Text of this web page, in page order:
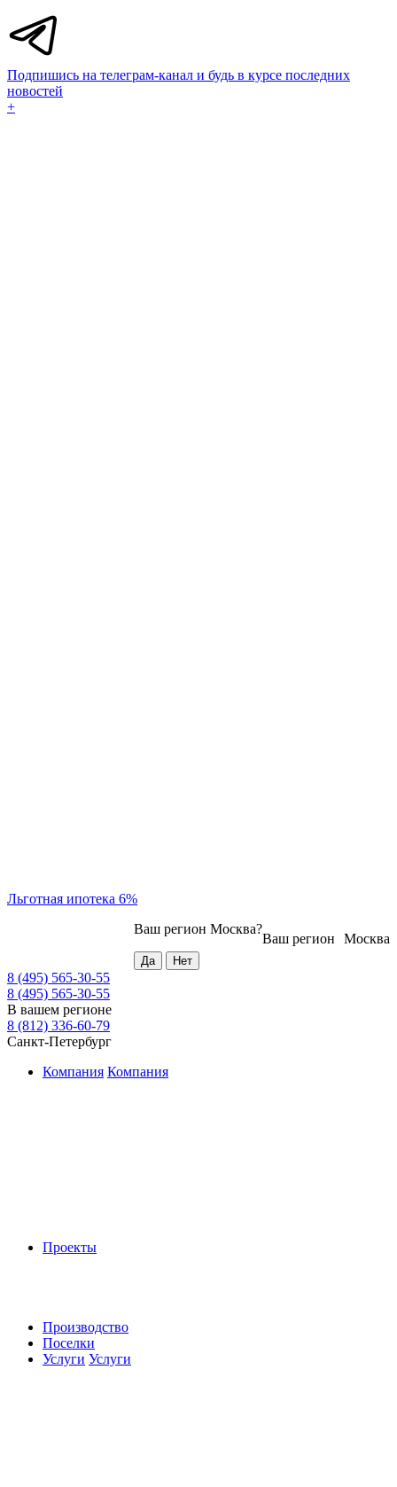
Подпишись на телеграм-канал и будь в курсе последних
новостей
+
Льготная ипотека 6%
Москва
Ваш регион
Ваш регион Москва?
8 (495) 565-30-55
8 (495) 565-30-55
В вашем регионе
8 (812) 336-60-79
Санкт-Петербург
Компания Компания
Проекты
Производство
Поселки
Услуги Услуги